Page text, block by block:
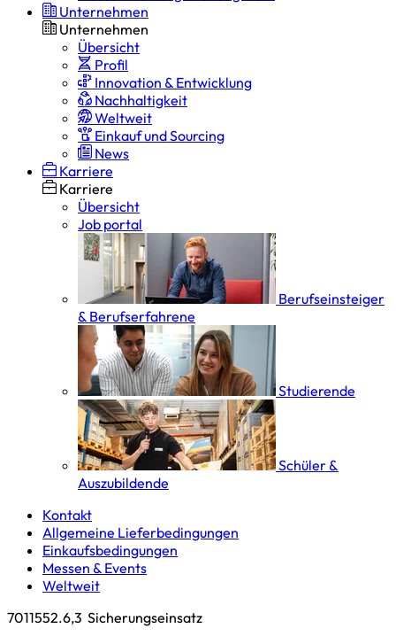
Unternehmen
Unternehmen
Übersicht
Profil
Innovation & Entwicklung
Nachhaltigkeit
Weltweit
Einkauf und Sourcing
News
Karriere
Karriere
Übersicht
Job portal
Berufseinsteiger
& Berufserfahrene
Studierende
Schüler &
Auszubildende
Kontakt
Allgemeine Lieferbedingungen
Einkaufsbedingungen
Messen & Events
Weltweit
7011552.6,3 Sicherungseinsatz